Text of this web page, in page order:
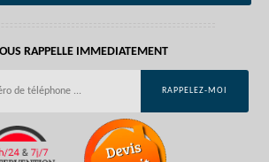
RAPPELLE IMMEDIATEMENT